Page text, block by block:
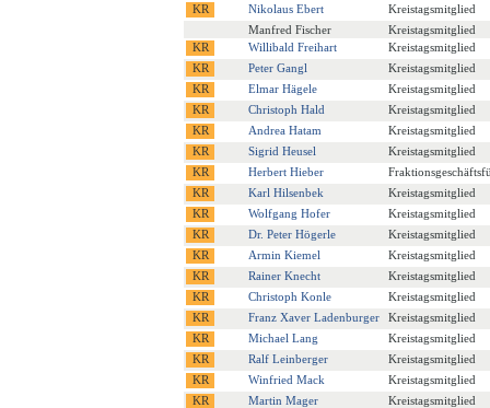
Nikolaus Ebert
Kreistagsmitglied
Manfred Fischer
Kreistagsmitglied
Willibald Freihart
Kreistagsmitglied
Peter Gangl
Kreistagsmitglied
Elmar Hägele
Kreistagsmitglied
Christoph Hald
Kreistagsmitglied
Andrea Hatam
Kreistagsmitglied
Sigrid Heusel
Kreistagsmitglied
Herbert Hieber
Karl Hilsenbek
Kreistagsmitglied
Wolfgang Hofer
Kreistagsmitglied
Dr. Peter Högerle
Kreistagsmitglied
Armin Kiemel
Kreistagsmitglied
Rainer Knecht
Kreistagsmitglied
Christoph Konle
Kreistagsmitglied
Franz Xaver Ladenburger
Kreistagsmitglied
Michael Lang
Kreistagsmitglied
Ralf Leinberger
Kreistagsmitglied
Winfried Mack
Kreistagsmitglied
Martin Mager
Kreistagsmitglied